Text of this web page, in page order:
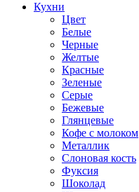
Кухни
Цвет
Белые
Черные
Желтые
Красные
Зеленые
Серые
Бежевые
Глянцевые
Кофе с молоком
Металлик
Слоновая кость
Фуксия
Шоколад